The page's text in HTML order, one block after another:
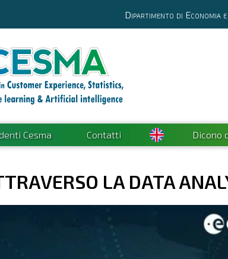
Dipartimento di Economia
Cesma Contatti Dicono
LA DATA